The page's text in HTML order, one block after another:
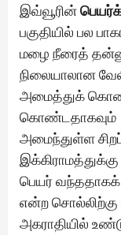
இவ்வூரின்
பகுதியில் பல
மழை நீரைத்
நிலையாலான
அமைத்துக்
கொண்டதாகவும்
அமைந்துள்ள
பெயர் வந்ததாகக்
என்ற
அகராதியில்